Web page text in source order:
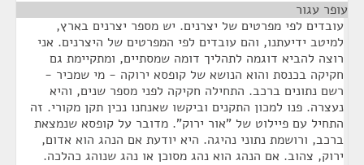
עופר עגור
עובדים לפי מפרטים של יצרנים. יש מספר יצרנים בארץ,
למיטב ידיעתנו, והם עובדים לפי המפרטים של היצרנים. אני
רוצה להביא דוגמה לתהליך דומה שמסתיים, ומתקיימת גם
חקיקה בכנסת והוא הנושא של קופסא ירוקה - מי שמכיר -
רשם נתונים ברכב. התחילה חקיקה לפני מספר שנים, והיא
נעצרה. פנו למכון התקנים וביקשו שאנחנו נכין תקן מקורי. זה
התחיל עם פיילוט של "אור ירוק". מדובר על קופסא שנמצאת
ברכב, ורושמת נתוני נהיגה. היא יודעת אם הנהג הוא אדום,
ירוק, צהוב. אם הנהג הוא נהג מסוכן או נהג שנוהג כהלכה.